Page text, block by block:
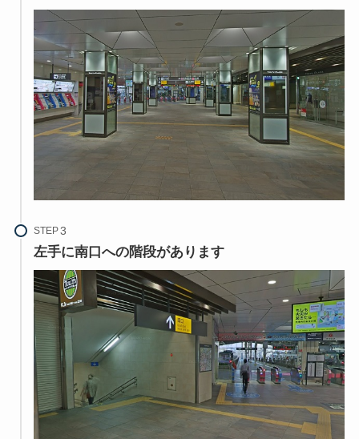
STEP
左手に南口への階段があります